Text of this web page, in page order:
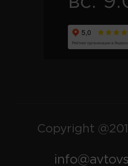
Copyright